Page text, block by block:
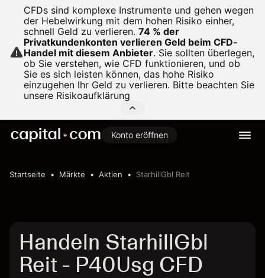
CFDs sind komplexe Instrumente und gehen wegen
der Hebelwirkung mit dem hohen Risiko einher,
schnell Geld zu verlieren. 74 % der
Privatkundenkonten verlieren Geld beim CFD-
Handel mit diesem Anbieter. Sie sollten überlegen,
ob Sie verstehen, wie CFD funktionieren, und ob
Sie es sich leisten können, das hohe Risiko
einzugehen Ihr Geld zu verlieren. Bitte beachten Sie
unsere Risikoaufklärung
Konto eröffnen
Startseite Märkte Aktien StarhillGbl Reit
Handeln StarhillGbl
Reit - P40Usg CFD